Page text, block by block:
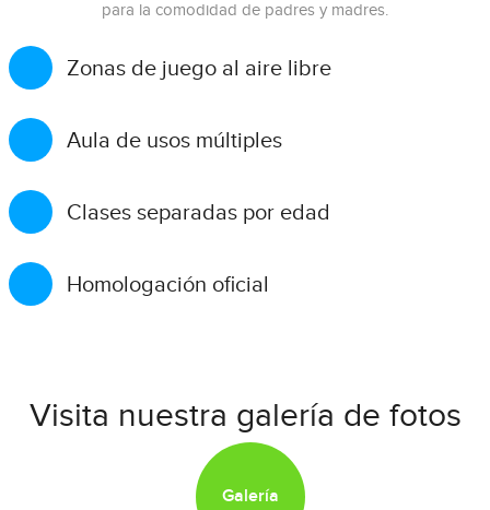
para la comodidad de padres y madres.
Zonas de juego al aire libre
Aula de usos múltiples
Clases separadas por edad
Homologación oficial
Visita nuestra galería de fotos
Galería